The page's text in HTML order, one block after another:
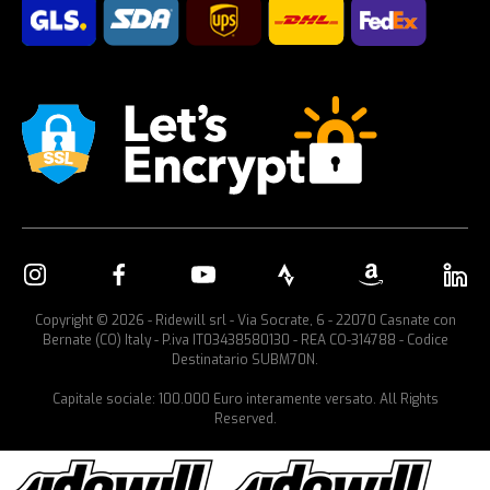
Copyright © 2026 - Ridewill srl - Via Socrate, 6 - 22070 Casnate con
Bernate (CO) Italy - P.iva IT03438580130 - REA CO-314788 - Codice
Destinatario SUBM70N.
Capitale sociale: 100.000 Euro interamente versato. All Rights
Reserved.